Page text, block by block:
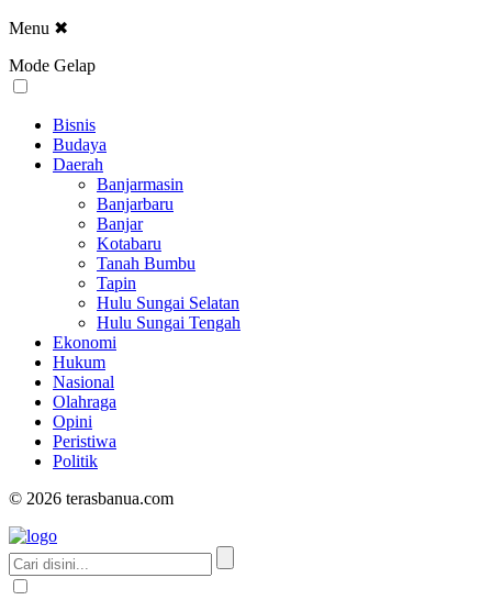
Menu ✖
Mode Gelap
Bisnis
Budaya
Daerah
Banjarmasin
Banjarbaru
Banjar
Kotabaru
Tanah Bumbu
Tapin
Hulu Sungai Selatan
Hulu Sungai Tengah
Ekonomi
Hukum
Nasional
Olahraga
Opini
Peristiwa
Politik
© 2026 terasbanua.com